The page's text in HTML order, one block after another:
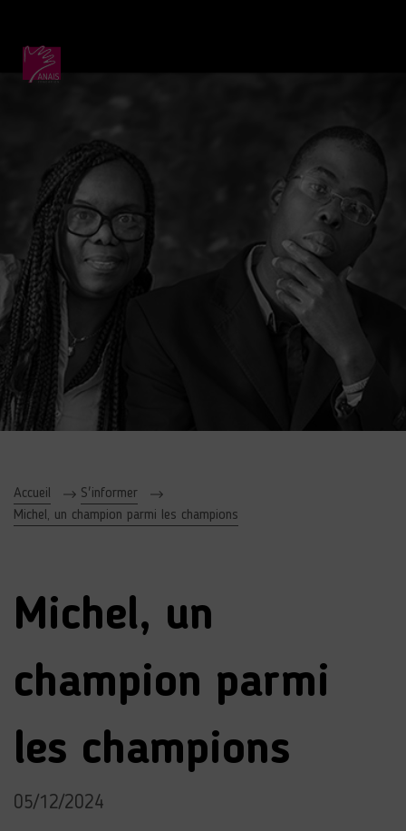
Accueil
S'informer
Michel, un champion parmi les champions
Michel, un
champion parmi
les champions
05/12/2024